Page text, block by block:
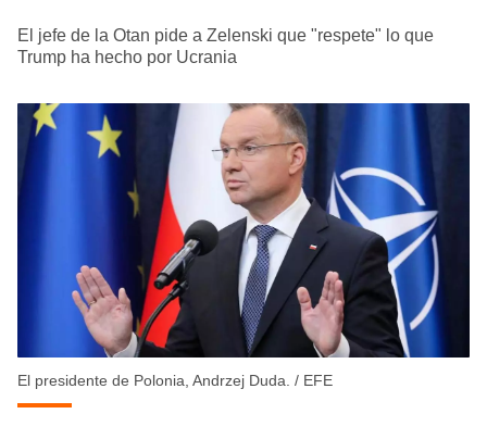
El jefe de la Otan pide a Zelenski que "respete" lo que
Trump ha hecho por Ucrania
El presidente de Polonia, Andrzej Duda. / EFE